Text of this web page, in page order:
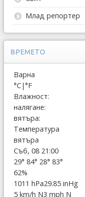
Млад репортер
ВРЕМЕТО
Варна
°C|°F
Влажност:
налягане:
вятъра:
Температура
вятъра
Съб, 08 21:00
29° 84° 28° 83°
62%
1011 hPa29.85 inHg
5 km/h N3 mph N